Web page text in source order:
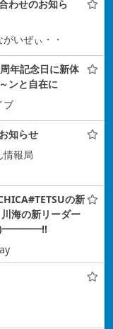
わせのお知ら
いぜぃ・・
年記念日に新体
ンと自在に
ブ
知らせ
情報局
の新
海の新リーダー
)━━━━!!